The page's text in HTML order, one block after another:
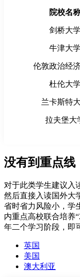
院校名
剑桥大学
牛津大学
伦敦政治经
杜伦大学
兰卡斯特
拉夫堡大
没有到重点线
对于此类学生建议入
然后直接入读国外大
省时省力风险小，学
内重点高校联合培养
年二个学习阶段，即
英国
美国
澳大利亚